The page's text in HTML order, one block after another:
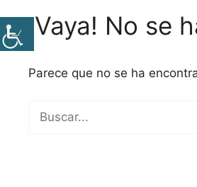
¡Vaya! No se
Parece que no se ha